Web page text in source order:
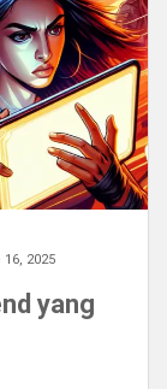
2025
yang